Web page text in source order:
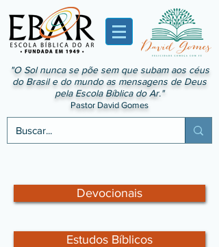
"O Sol nunca se põe sem que subam aos céus
do Brasil e do mundo as mensagens de Deus
pela Escola Bíblica do Ar."
Pastor David Gomes
Devocionais
Estudos Bíblicos